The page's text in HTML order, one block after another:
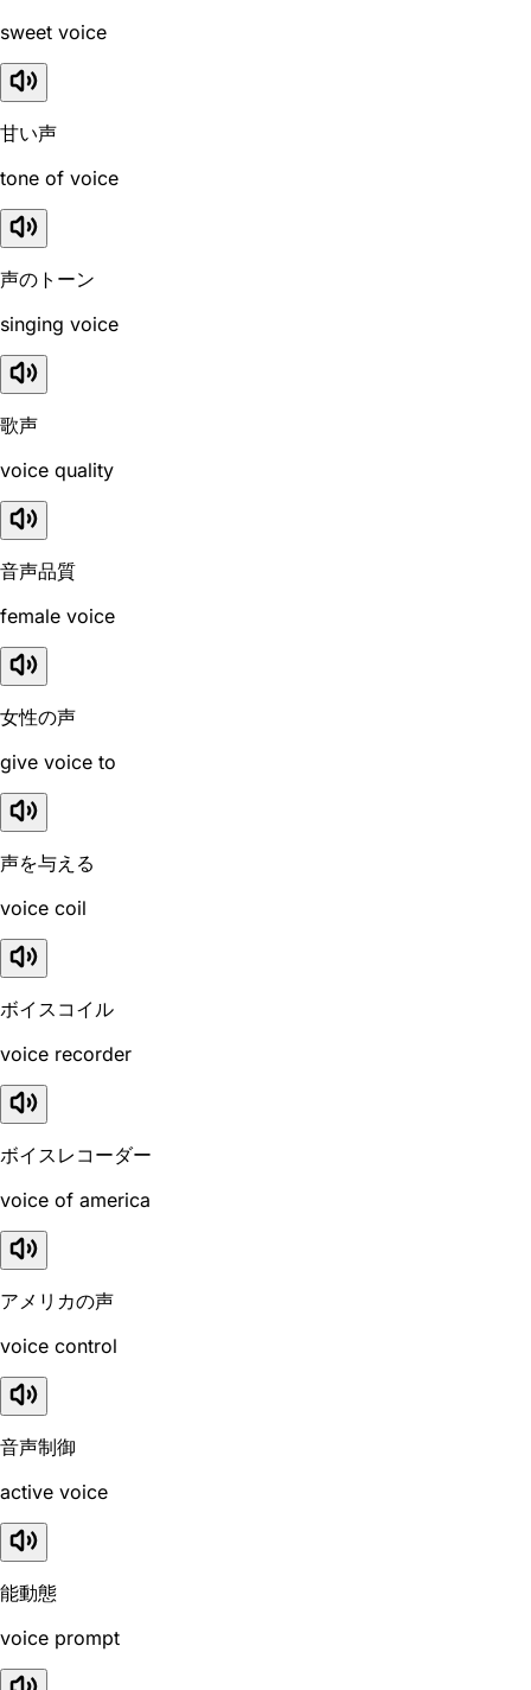
sweet voice
甘い声
tone of voice
声のトーン
singing voice
歌声
voice quality
音声品質
female voice
女性の声
give voice to
声を与える
voice coil
ボイスコイル
voice recorder
ボイスレコーダー
voice of america
アメリカの声
voice control
音声制御
active voice
能動態
voice prompt